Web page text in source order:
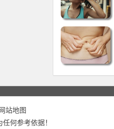
网站地图
何参考依据！